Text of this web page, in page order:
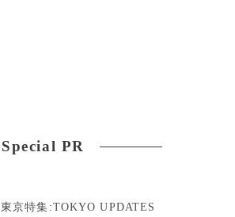
Special PR
東京特集:TOKYO UPDATES